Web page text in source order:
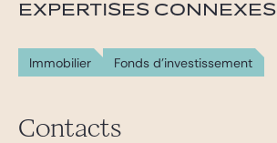
EXPERTISES CONNEXES
Immobilier Fonds d'investissement
Contacts